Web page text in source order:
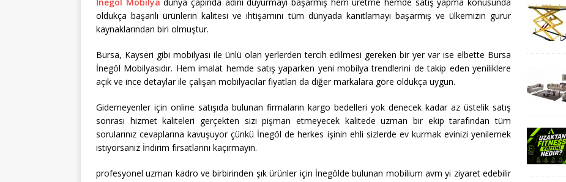
oldukça başarılı ürünlerin kalitesi ve ihtişamını tüm dünyada kanıtlamayı başarmış ve ülkemizin gurur
kaynaklarından biri olmuştur.
Bursa, Kayseri gibi mobilyası ile ünlü olan yerlerden tercih edilmesi gereken bir yer var ise elbette Bursa
İnegöl Mobilyasıdır. Hem imalat hemde satış yaparken yeni mobilya trendlerini de takip eden yeniliklere
açık ve ince detaylar ile çalışan mobilyacılar fiyatları da diğer markalara göre oldukça uygun.
Gidemeyenler için online satışıda bulunan firmaların kargo bedelleri yok denecek kadar az üstelik satış
sonrası hizmet kaliteleri gerçekten sizi pişman etmeyecek kalitede uzman bir ekip tarafından tüm
sorularınız cevaplarına kavuşuyor çünkü İnegöl de herkes işinin ehli sizlerde ev kurmak evinizi yenilemek
istiyorsanız İndirim fırsatlarını kaçırmayın.
profesyonel uzman kadro ve birbirinden şık ürünler için İnegölde bulunan mobilium avm yi ziyaret edebilir